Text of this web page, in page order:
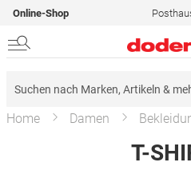
Online-Shop
Home Damen
T-